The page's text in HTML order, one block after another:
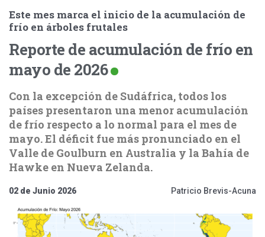
Este mes marca el inicio de la acumulación de
frío en árboles frutales
Reporte de acumulación de frío en
mayo de 2026
Con la excepción de Sudáfrica, todos los
países presentaron una menor acumulación
de frío respecto a lo normal para el mes de
mayo. El déficit fue más pronunciado en el
Valle de Goulburn en Australia y la Bahía de
Hawke en Nueva Zelanda.
02 de Junio 2026 Patricio Brevis-Acuna